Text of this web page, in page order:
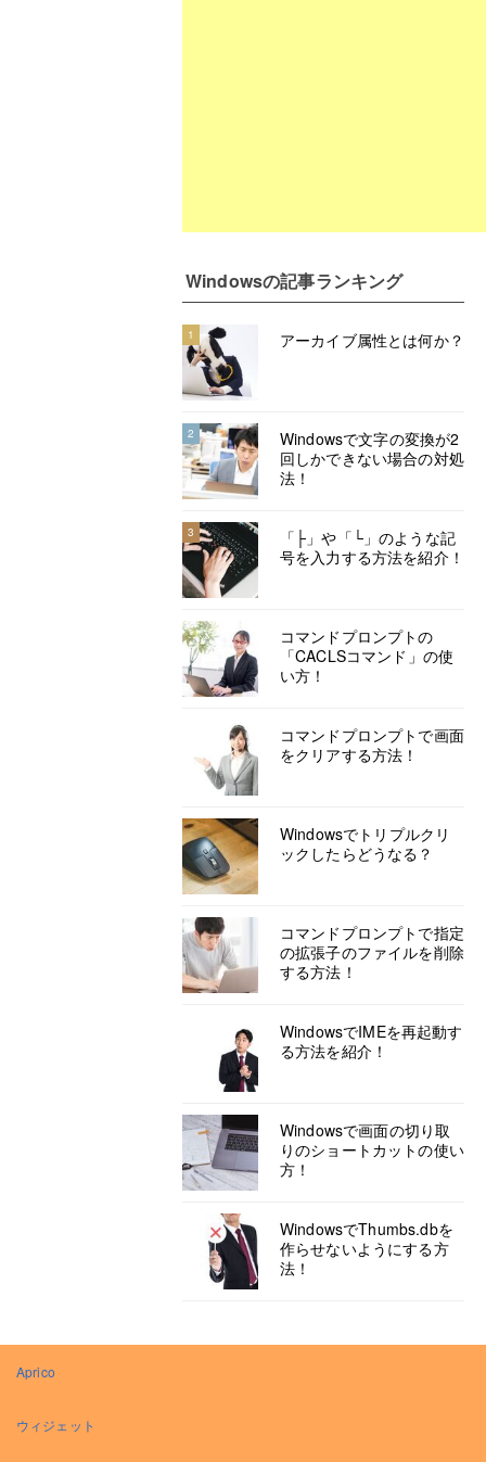
Windowsの記事ランキング
1 アーカイブ属性とは何か？
2
Windowsで文字の変換が2
回しかできない場合の対処
法！
3
「├」や「└」のような記
号を入力する方法を紹介！
コマンドプロンプトの
「CACLSコマンド」の使
い方！
コマンドプロンプトで画面
をクリアする方法！
Windowsでトリプルクリ
ックしたらどうなる？
コマンドプロンプトで指定
の拡張子のファイルを削除
する方法！
WindowsでIMEを再起動す
る方法を紹介！
Windowsで画面の切り取
りのショートカットの使い
方！
WindowsでThumbs.dbを
作らせないようにする方
法！
Aprico
ウィジェット